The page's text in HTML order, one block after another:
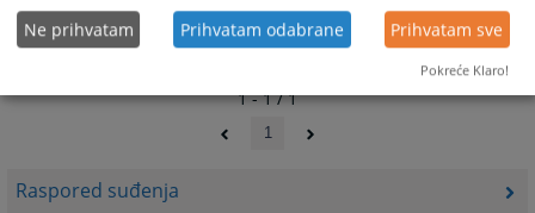
Raspored suđenja
1 - 1 / 1
1
Ne prihvatam Prihvatam odabrane Prihvatam sve
Pokreće Klaro!